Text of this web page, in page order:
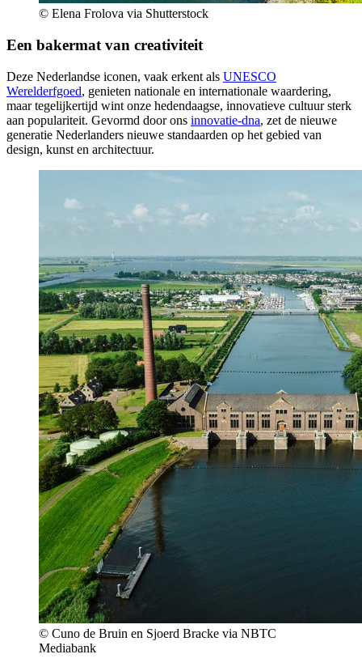
© Elena Frolova via Shutterstock
Een bakermat van creativiteit
Deze Nederlandse iconen, vaak erkent als UNESCO
Werelderfgoed, genieten nationale en internationale waardering,
maar tegelijkertijd wint onze hedendaagse, innovatieve cultuur sterk
aan populariteit. Gevormd door ons innovatie-dna, zet de nieuwe
generatie Nederlanders nieuwe standaarden op het gebied van
design, kunst en architectuur.
© Cuno de Bruin en Sjoerd Bracke via NBTC
Mediabank